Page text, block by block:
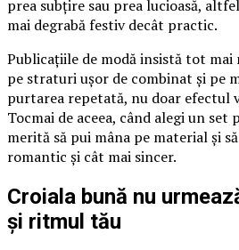
prea subțire sau prea lucioasă,
mai degrabă festiv decât practic.
Publicațiile de modă insistă tot mai
pe straturi ușor de combinat și pe
purtarea repetată, nu doar efectul
Tocmai de aceea, când alegi un
merită să pui mâna pe material și
romantic și cât mai sincer.
Croiala bună nu
și ritmul tău